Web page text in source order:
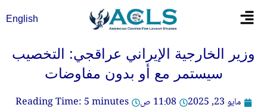
Flyout
English
وزير الخارجية الإيراني عراقجي: التخصيب
سيستمر مع أو بدون مفاوضات
مايو 23, 2025
11:08 ص Reading Time: 5minutes